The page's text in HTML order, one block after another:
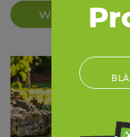
WEITERLESEN